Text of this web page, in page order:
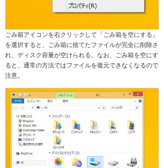
ごみ箱アイコンを右クリックして「ごみ箱を空にする」
を選択すると、ごみ箱に捨てたファイルが完全に削除さ
れ、ディスク容量が空けられる。なお、ごみ箱を空にす
ると、通常の方法ではファイルを復元できなくなるので
注意。